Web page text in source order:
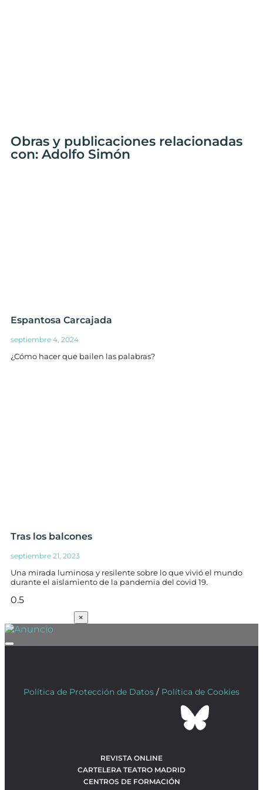
Obras y publicaciones relacionadas
con: Adolfo Simón
Espantosa Carcajada
septiembre 4, 2024
¿Cómo hacer que bailen las palabras?
Tras los balcones
septiembre 21, 2023
Una mirada luminosa y resilente sobre lo que vivió el mundo
durante el aislamiento de la pandemia del covid 19.
×
Política de Protección de Datos / Política de Cookies
REVISTA ONLINE
CARTELERA TEATRO MADRID
CENTROS DE FORMACIÓN